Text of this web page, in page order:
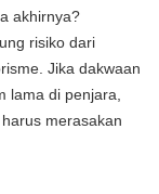
akhirnya?
risiko dari
Jika dakwaan
lama di penjara,
merasakan